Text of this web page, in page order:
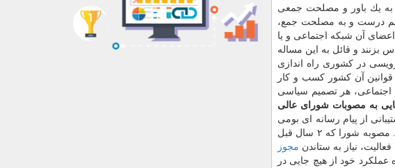
به یك باور و مصلحت جمعی
درست و به مصلحت جمع،
آن شبكه اجتماعی و یا
بزنند و قائل به این مساله
در كشوری راه اندازی
آن كشور كسب و كار
هر تصمیم سیاسی
به مصوبات شورای عالی
از پیام رسانه ای بومی
پیام رسانه ای خارجی در كشور می گوید: ما باید مصوبه شورای عالی فضای مجازی را اجرا نماییم. مصوبه شورا كه ۲ سال قبل
نیاز به ستاندن مجوز
خود از هیچ جایی در